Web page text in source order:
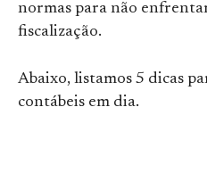
normas para não
fiscalização.
Abaixo, listamos 5 dicas
contábeis em dia.